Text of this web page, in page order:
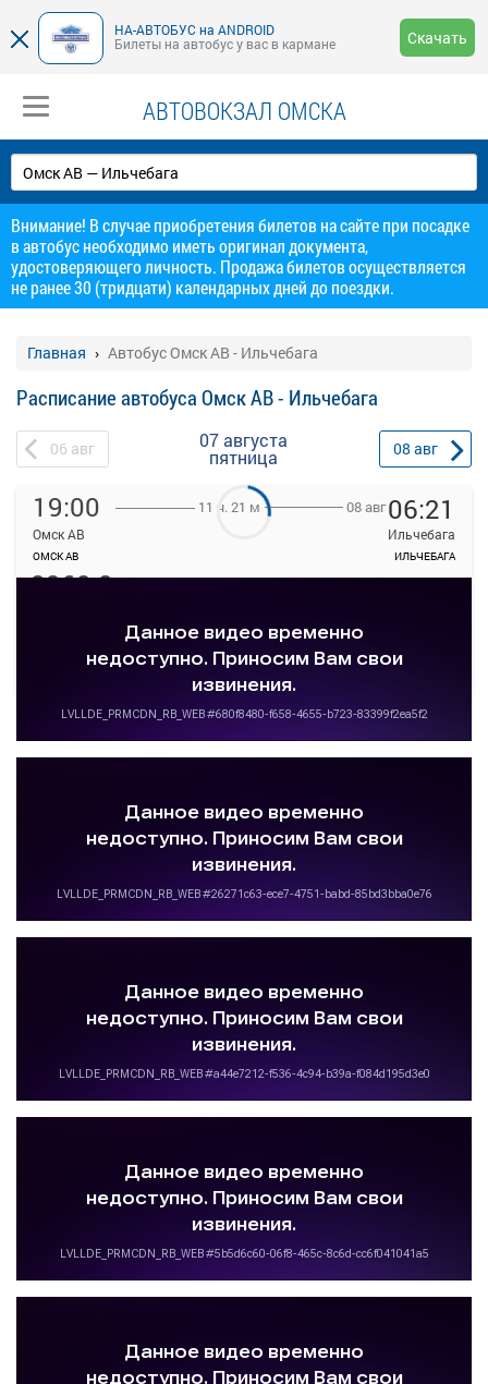
НА-АВТОБУС на ANDROID
Билеты на автобус у вас в кармане
Скачать
АВТОВОКЗАЛ ОМСКА
Внимание! В случае приобретения билетов на сайте при посадке
в автобус необходимо иметь оригинал документа,
удостоверяющего личность. Продажа билетов осуществляется
не ранее 30 (тридцати) календарных дней до поездки.
Главная Автобус Омск АВ - Ильчебага
Расписание автобуса Омск АВ - Ильчебага
06 авг 07 августа
пятница 08 авг
19:00
Омск АВ
ОМСК АВ
11 ч. 21 м 08 авг06:21
Ильчебага
ИЛЬЧЕБАГА
Детали рейса
Подробнее
2362.8